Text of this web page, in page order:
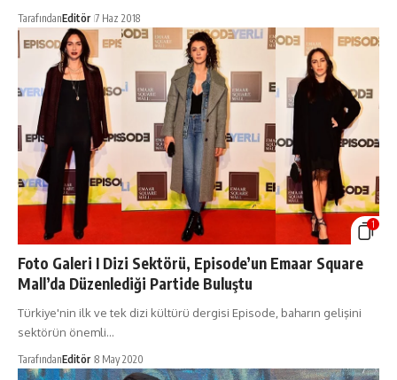
TarafındanEditör 7 Haz 2018
1
Foto Galeri I Dizi Sektörü, Episode’un Emaar Square
Mall’da Düzenlediği Partide Buluştu
Türkiye'nin ilk ve tek dizi kültürü dergisi Episode, baharın gelişini
sektörün önemli…
TarafındanEditör 8 May 2020